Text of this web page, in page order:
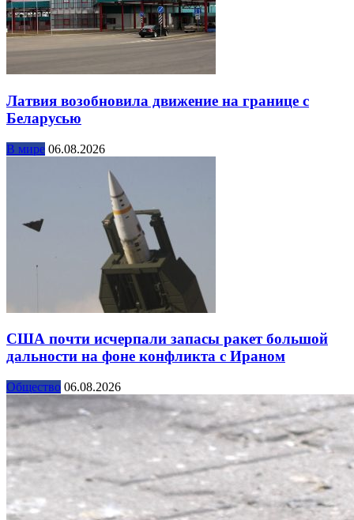
Латвия возобновила движение на границе с
Беларусью
В мире 06.08.2026
США почти исчерпали запасы ракет большой
дальности на фоне конфликта с Ираном
Общество 06.08.2026